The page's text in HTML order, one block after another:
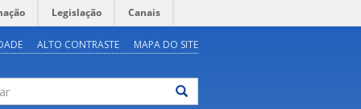
Legislação Canais
ALTO CONTRASTE MAPA DO SITE